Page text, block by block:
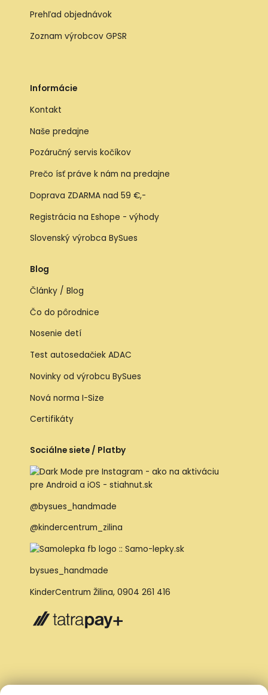
Prehľad objednávok
Zoznam výrobcov GPSR
Informácie
Kontakt
Naše predajne
Pozáručný servis kočíkov
Prečo ísť práve k nám na predajne
Doprava ZDARMA nad 59 €,-
Registrácia na Eshope - výhody
Slovenský výrobca BySues
Blog
Články / Blog
Čo do pôrodnice
Nosenie detí
Test autosedačiek ADAC
Novinky od výrobcu BySues
Nová norma I-Size
Certifikáty
Sociálne siete / Platby
@bysues_handmade
@kindercentrum_zilina
bysues_handmade
KinderCentrum Žilina, 0904 261 416